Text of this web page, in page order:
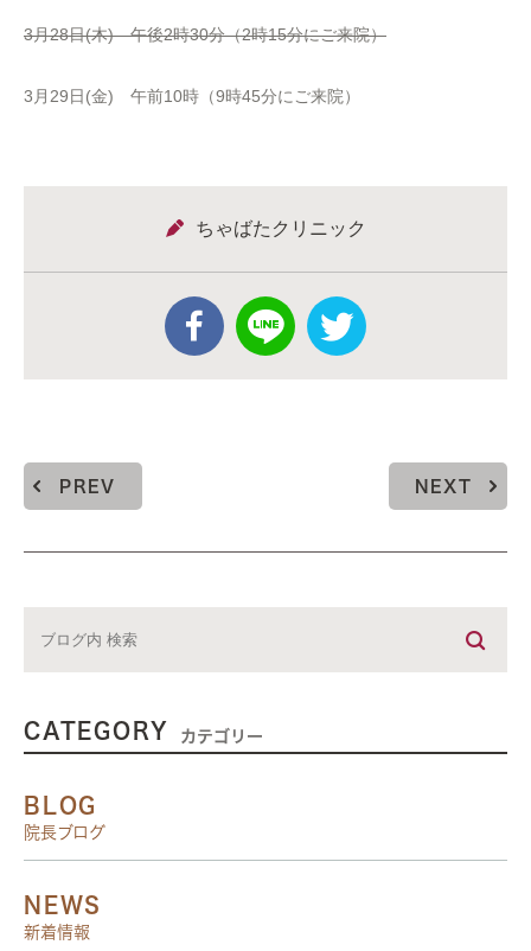
3月28日(木) 午後2時30分（2時15分にご来院）
3月29日(金) 午前10時（9時45分にご来院）
ちゃばたクリニック
PREV NEXT
CATEGORY カテゴリー
BLOG
院長ブログ
NEWS
新着情報